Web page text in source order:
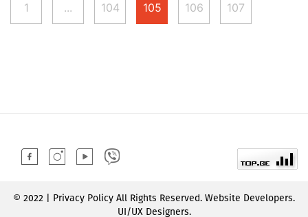
1 ... 104 105 106 107
© 2022 | Privacy Policy All Rights Reserved. Website Developers.
UI/UX Designers.